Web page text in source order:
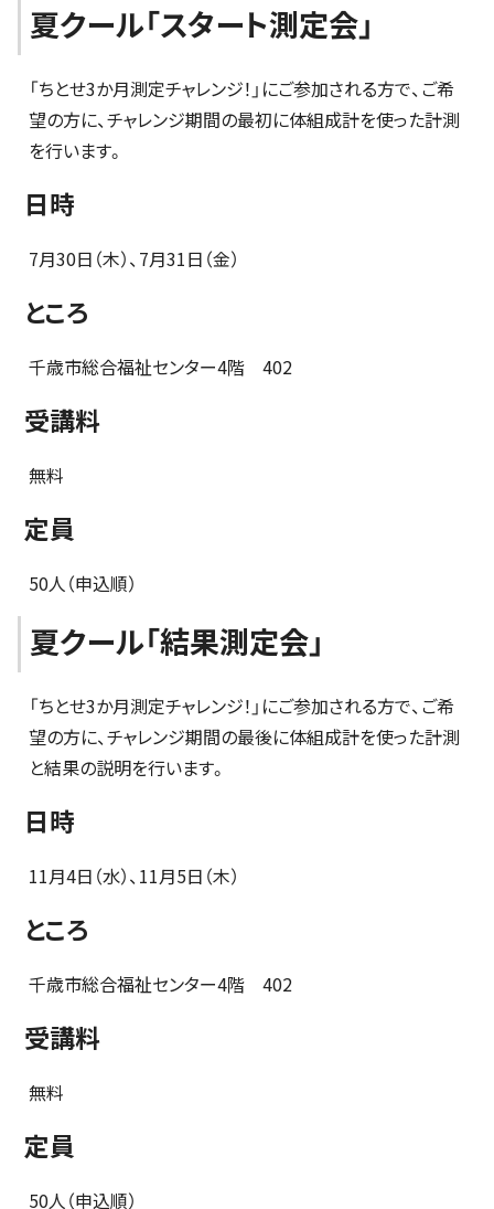
夏クール「スタート測定会」
「ちとせ3か月測定チャレンジ！」にご参加される方で、ご希
望の方に、チャレンジ期間の最初に体組成計を使った計測
を行います。
日時
7月30日（木）、7月31日（金）
ところ
千歳市総合福祉センター4階 402
受講料
無料
定員
50人（申込順）
夏クール「結果測定会」
「ちとせ3か月測定チャレンジ！」にご参加される方で、ご希
望の方に、チャレンジ期間の最後に体組成計を使った計測
と結果の説明を行います。
日時
11月4日（水）、11月5日（木）
ところ
千歳市総合福祉センター4階 402
受講料
無料
定員
50人（申込順）